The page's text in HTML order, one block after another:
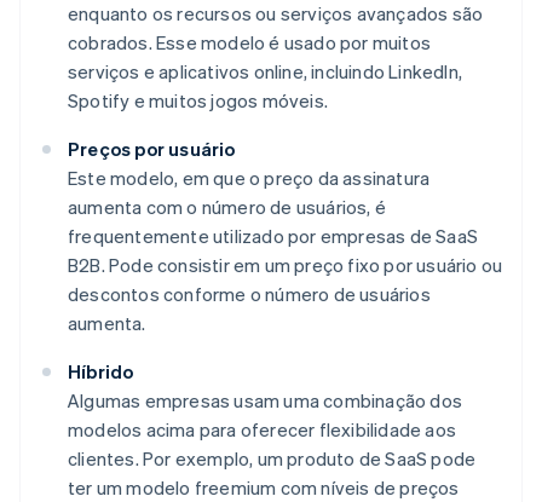
enquanto os recursos ou serviços avançados são
cobrados. Esse modelo é usado por muitos
serviços e aplicativos online, incluindo LinkedIn,
Spotify e muitos jogos móveis.
Preços por usuário
Este modelo, em que o preço da assinatura
aumenta com o número de usuários, é
frequentemente utilizado por empresas de SaaS
B2B. Pode consistir em um preço fixo por usuário ou
descontos conforme o número de usuários
aumenta.
Híbrido
Algumas empresas usam uma combinação dos
modelos acima para oferecer flexibilidade aos
clientes. Por exemplo, um produto de SaaS pode
ter um modelo freemium com níveis de preços